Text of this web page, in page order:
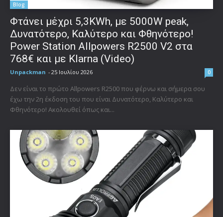
Blog
Φτάνει μέχρι 5,3KWh, με 5000W peak,
Δυνατότερο, Καλύτερο και Φθηνότερο!
Power Station Allpowers R2500 V2 στα
768€ και με Klarna (Video)
Unpackman - 25 Ιουλίου 2026 0
Δεν είναι το πρώτο Allpowers R2500 που φέρνω και σήμερα σου
έχω την 2η έκδοση του που είναι Δυνατότερο, Καλύτερο και
Φθηνότερο! Ακολουθεί όπως και...